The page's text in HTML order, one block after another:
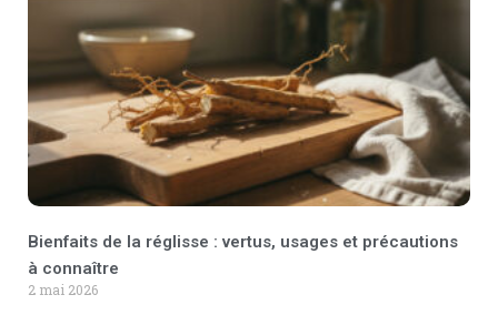
Bienfaits de la réglisse : vertus, usages et précautions
à connaître
2 mai 2026